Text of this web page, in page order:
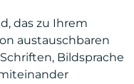
das zu Ihrem
austauschbaren
Bildsprache